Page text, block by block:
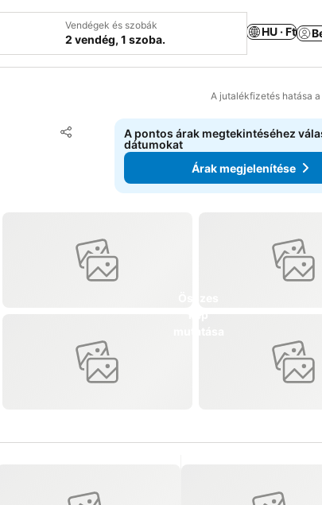
Vendégek és szobák
2 vendég, 1 szoba.
HU · Ft
A jutalékfizetés hatása
Megosztás
Hozzáadás a kedvencekhez
A pontos árak megtekintéséhez
dátumokat
Árak megjelenítése